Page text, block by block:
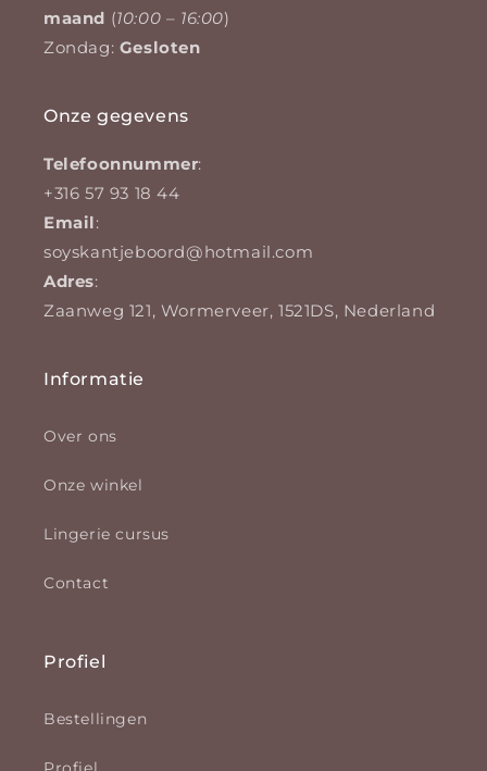
maand (10:00 – 16:00)
Zondag: Gesloten
Onze gegevens
Telefoonnummer:
+316 57 93 18 44
Email:
soyskantjeboord@hotmail.com
Adres:
Zaanweg 121, Wormerveer, 1521DS, Nederland
Informatie
Over ons
Onze winkel
Lingerie cursus
Contact
Profiel
Bestellingen